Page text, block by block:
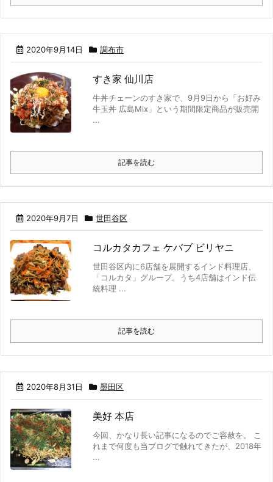
2020年9月14日 調布市
すき家 仙川店
牛丼チェーンのすき家で、9月9日から「お好み
牛玉丼 広島Mix」という期間限定商品が販売開
...
記事を読む
2020年9月7日 世田谷区
コルカタカフェ ケバブ ビリヤニ
世田谷区内に6店舗を展開するインド料理店、
「コルカタ」グループ。うち4店舗はインド伝
統料理 ...
記事を読む
2020年8月31日 墨田区
美好 本店
今回、かなり長い記事になるのでご容赦を。 こ
れまで何度も当ブログで触れてきたが、2018年
...